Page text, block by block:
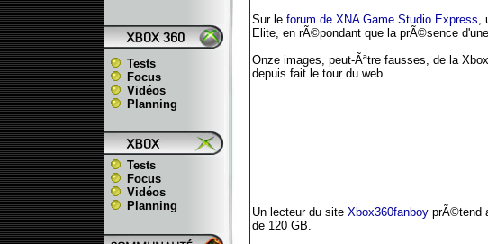
Tests
Focus
Vidéos
Planning
Tests
Focus
Vidéos
Planning
Sur le forum de XNA Game Studio Express,
Elite, en rÃ©pondant que la prÃ©sence
Onze images, peut-Ãªtre fausses, de la
depuis fait le tour du web.
Un lecteur du site Xbox360fanboyprÃ©tend
de 120 GB.